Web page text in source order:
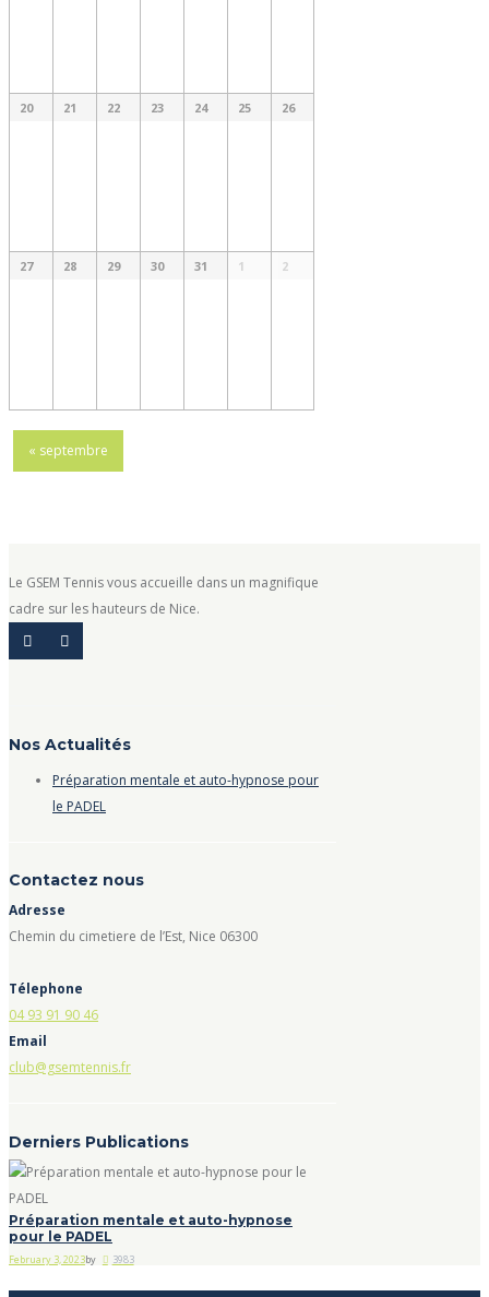
20 21 22 23 24 25 26
27 28 29 30 31 1 2
« septembre
Le GSEM Tennis vous accueille dans un magnifique
cadre sur les hauteurs de Nice.
Nos Actualités
Préparation mentale et auto-hypnose pour
le PADEL
Contactez nous
Adresse
Chemin du cimetiere de l’Est, Nice 06300
Télephone
04 93 91 90 46
Email
club@gsemtennis.fr
Derniers Publications
Préparation mentale et auto-hypnose
pour le PADEL
February 3, 2023by 3983